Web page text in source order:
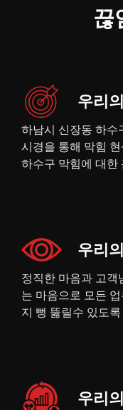
끊
우리
하남시 신장동 하수
시경을 통해 막힘
하수구 막힘에 대한
우리
정직한 마음과 고
는 마음으로 모든
지 뻥 뚫릴수 있도
우리